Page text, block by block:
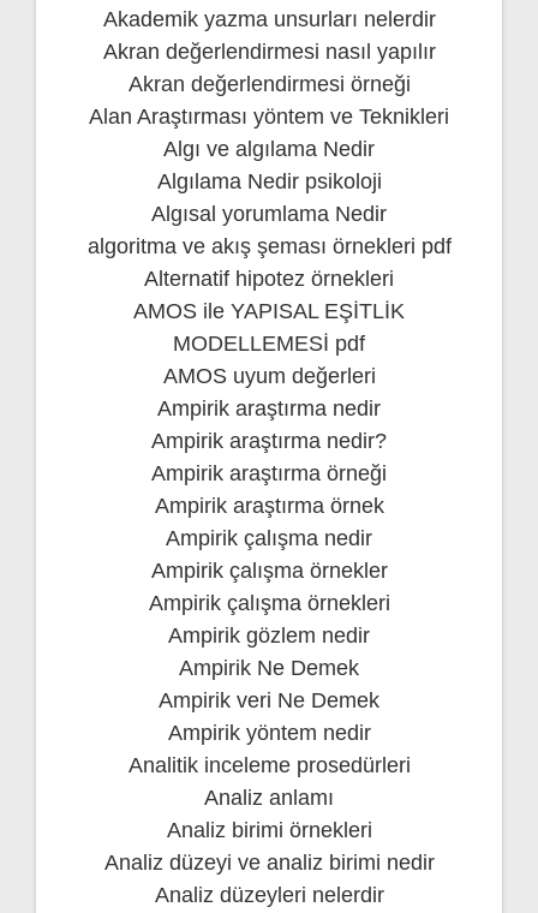
Akademik yazma unsurları nelerdir
Akran değerlendirmesi nasıl yapılır
Akran değerlendirmesi örneği
Alan Araştırması yöntem ve Teknikleri
Algı ve algılama Nedir
Algılama Nedir psikoloji
Algısal yorumlama Nedir
algoritma ve akış şeması örnekleri pdf
Alternatif hipotez örnekleri
AMOS ile YAPISAL EŞİTLİK
MODELLEMESİ pdf
AMOS uyum değerleri
Ampirik araştırma nedir
Ampirik araştırma nedir?
Ampirik araştırma örneği
Ampirik araştırma örnek
Ampirik çalışma nedir
Ampirik çalışma örnekler
Ampirik çalışma örnekleri
Ampirik gözlem nedir
Ampirik Ne Demek
Ampirik veri Ne Demek
Ampirik yöntem nedir
Analitik inceleme prosedürleri
Analiz anlamı
Analiz birimi örnekleri
Analiz düzeyi ve analiz birimi nedir
Analiz düzeyleri nelerdir